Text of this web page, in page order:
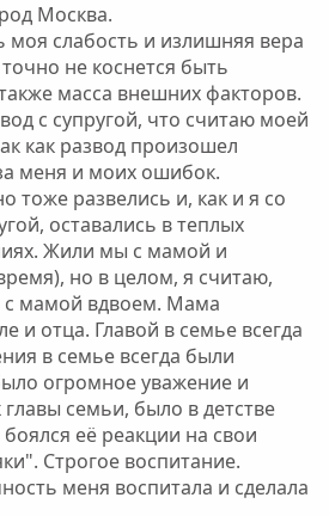
Москва.
моя слабость и излишняя вера
не коснется быть
масса внешних факторов.
с супругой, что считаю моей
как развод произошел
меня и моих ошибок.
тоже развелись и, как и я со
оставались в теплых
Жили мы с мамой и
но в целом, я считаю,
с мамой вдвоем. Мама
и отца. Главой в семье всегда
в семье всегда были
огромное уважение и
семьи, было в детстве
её реакции на свои
Строгое воспитание.
меня воспитала и сделала